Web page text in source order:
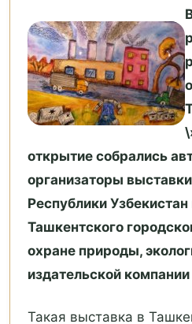
открытие собрались
организаторы
Республики
Ташкентского
охране природы,
издательской
Такая выставка в